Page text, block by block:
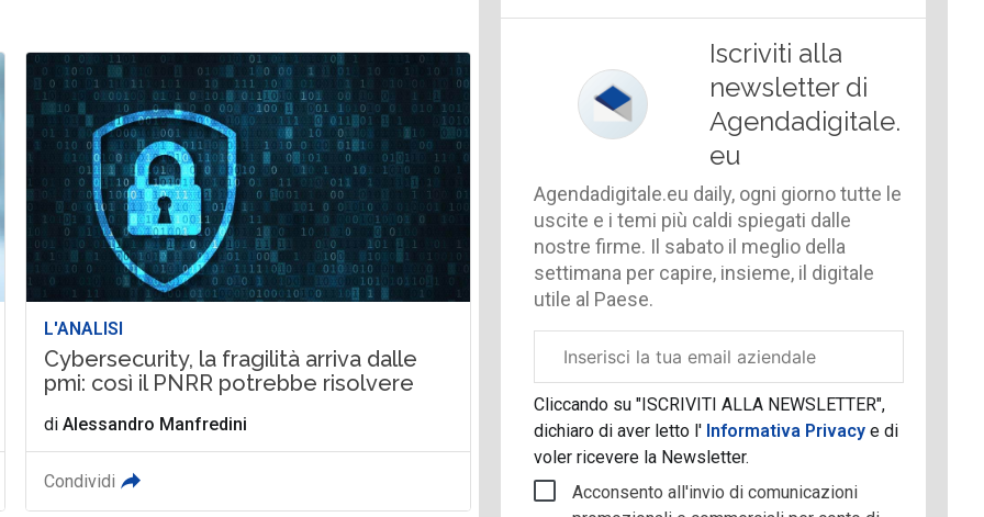
L'ANALISI
Cybersecurity, la fragilità arriva dalle
pmi: così il PNRR potrebbe risolvere
diAlessandro Manfredini
Condividi
Iscriviti alla
newsletter di
Agendadigitale.
eu
Agendadigitale.eu daily, ogni giorno tutte le
uscite e i temi più caldi spiegati dalle
nostre firme. Il sabato il meglio della
settimana per capire, insieme, il digitale
utile al Paese.
aziendale
Cliccando su "ISCRIVITI ALLA NEWSLETTER",
dichiaro di aver letto l' Informativa Privacye di
voler ricevere la Newsletter.
Acconsento all'invio di comunicazioni